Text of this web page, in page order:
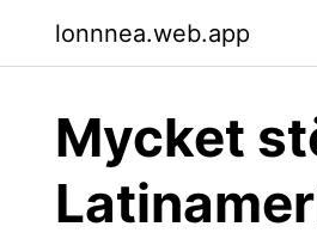
lonnnea.web.app
Mycket